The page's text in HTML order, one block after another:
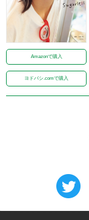
Amazonで購入
ヨドバシ.comで購入